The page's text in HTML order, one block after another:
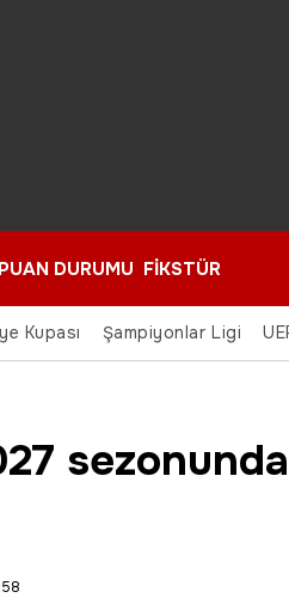
PUAN DURUMU FİKSTÜR
Kupası Şampiyonlar Ligi